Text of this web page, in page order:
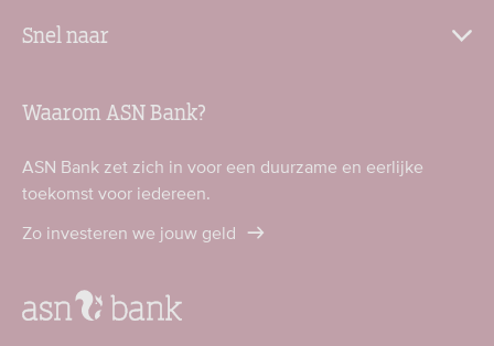
Snel naar
Waarom ASN Bank?
ASN Bank zet zich in voor een duurzame en eerlijke
toekomst voor iedereen.
Zo investeren we jouw geld